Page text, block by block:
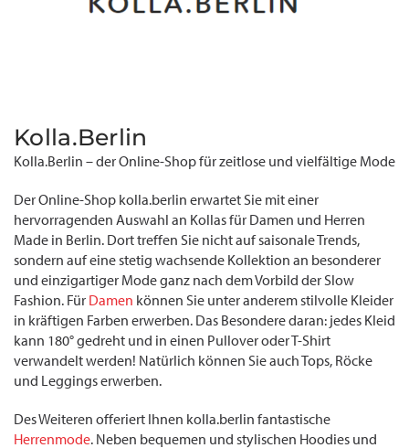
Kolla.Berlin
Kolla.Berlin – der Online-Shop für zeitlose und vielfältige Mode
Der Online-Shop kolla.berlin erwartet Sie mit einer
hervorragenden Auswahl an Kollas für Damen und Herren
Made in Berlin. Dort treffen Sie nicht auf saisonale Trends,
sondern auf eine stetig wachsende Kollektion an besonderer
und einzigartiger Mode ganz nach dem Vorbild der Slow
Fashion. Für Damen können Sie unter anderem stilvolle Kleider
in kräftigen Farben erwerben. Das Besondere daran: jedes Kleid
kann 180° gedreht und in einen Pullover oder T-Shirt
verwandelt werden! Natürlich können Sie auch Tops, Röcke
und Leggings erwerben.
Des Weiteren offeriert Ihnen kolla.berlin fantastische
Herrenmode. Neben bequemen und stylischen Hoodies und